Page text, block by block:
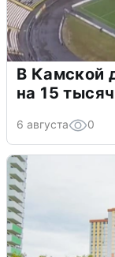
В Камской
на 15
6 августа 0